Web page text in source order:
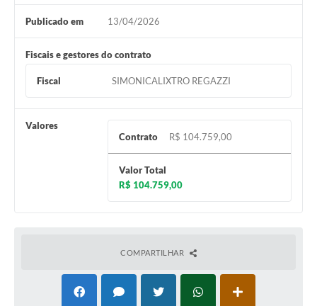
Publicado em 13/04/2026
Fiscais e gestores do contrato
Fiscal SIMONICALIXTRO REGAZZI
Valores
Contrato
R$ 104.759,00
Valor Total
R$ 104.759,00
COMPARTILHAR